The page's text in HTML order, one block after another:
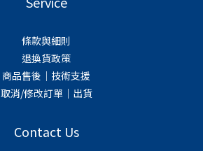
條款與細則
退換貨政策
商品售後｜技術支援
取消/修改訂單｜出貨
Contact Us